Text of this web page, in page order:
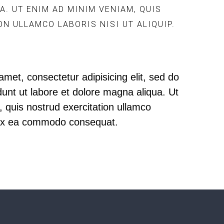
UT ENIM AD MINIM VENIAM, QUIS
ULLAMCO LABORIS NISI UT ALIQUIP.
consectetur adipisicing elit, sed do
ut labore et dolore magna aliqua. Ut
quis nostrud exercitation ullamco
ea commodo consequat.